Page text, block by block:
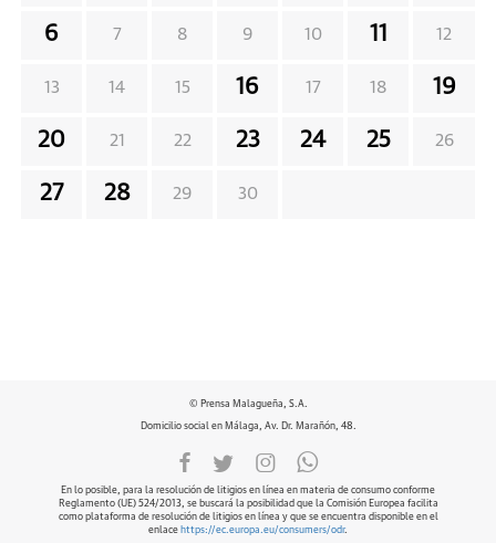
6 7 8 9 10 11 12
13 14 15 16 17 18 19
20 21 22 23 24 25 26
27 28 29 30
© Prensa Malagueña, S.A.
Domicilio social en Málaga, Av. Dr. Marañón, 48.
En lo posible, para la resolución de litigios en línea en materia de consumo conforme
Reglamento (UE) 524/2013, se buscará la posibilidad que la Comisión Europea facilita
como plataforma de resolución de litigios en línea y que se encuentra disponible en el
enlace https://ec.europa.eu/consumers/odr.